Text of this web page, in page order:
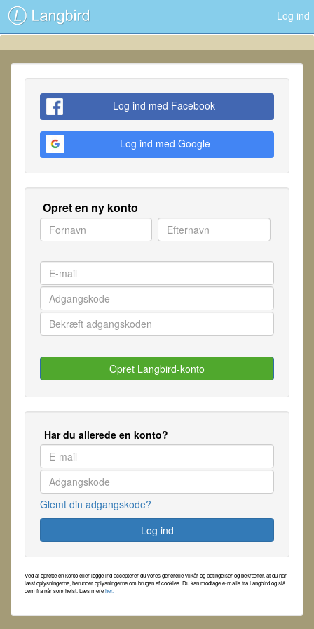
Log ind
Log ind med Facebook
Log ind med Google
Opret en ny konto
Har du allerede en konto?
Glemt din adgangskode?
Ved at oprette en konto eller logge ind accepterer du vores generelle vilkår og betingelser og bekræfter, at du har
læst oplysningerne, herunder oplysningerne om brugen af ​​cookies. Du kan modtage e-mails fra Langbird og slå
dem fra når som helst. Læs mereher.